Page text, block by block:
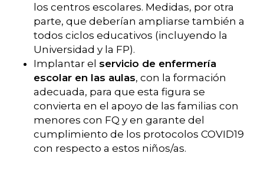
los centros escolares. Medidas, por otra
parte, que deberían ampliarse también a
todos ciclos educativos (incluyendo la
Universidad y la FP).
Implantar el servicio de enfermería
escolar en las aulas, con la formación
adecuada, para que esta figura se
convierta en el apoyo de las familias con
menores con FQ y en garante del
cumplimiento de los protocolos COVID19
con respecto a estos niños/as.